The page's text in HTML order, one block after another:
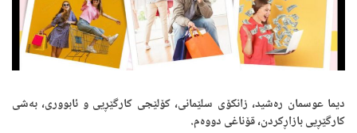
دیما عوسمان رەشید، زانکۆی سلێمانی، کۆلێجی کارگێڕیی و ئابووری، بەشی
کارگێڕیی بازاڕکردن، قۆناغی دووەم.